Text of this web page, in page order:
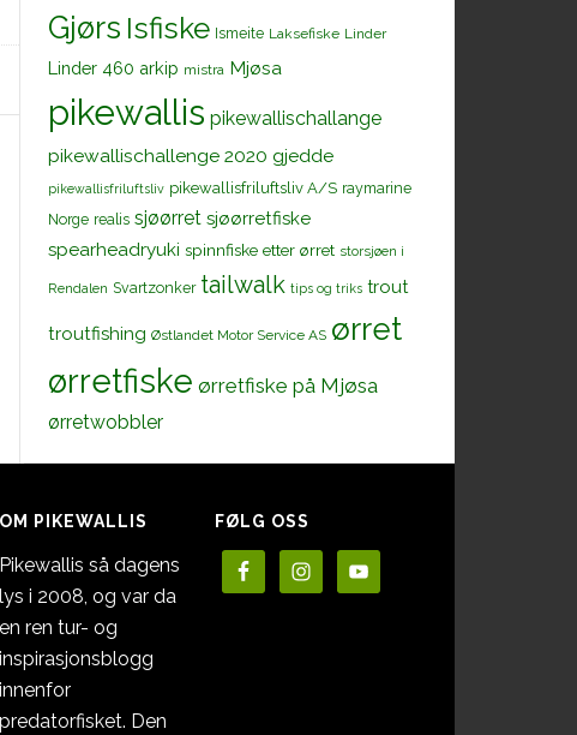
Gjørs Isfiske Ismeite Laksefiske Linder
Linder 460 arkip mistra Mjøsa
pikewallis pikewallischallange
pikewallischallenge 2020 gjedde
pikewallisfriluftsliv pikewallisfriluftsliv A/S raymarine
Norge realis sjøørret sjøørretfiske
spearheadryuki spinnfiske etter ørret storsjøen i
Rendalen Svartzonker tailwalk tips og triks trout
troutfishing Østlandet Motor Service AS ørret
ørretfiske ørretfiske på Mjøsa
ørretwobbler
OM PIKEWALLIS
Pikewallis så dagens
lys i 2008, og var da
en ren tur- og
inspirasjonsblogg
innenfor
predatorfisket. Den
FØLG OSS